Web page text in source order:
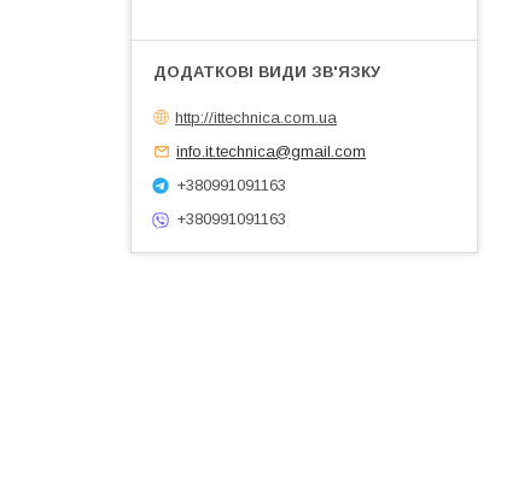
http://ittechnica.com.ua
info.it.technica@gmail.com
+380991091163
+380991091163